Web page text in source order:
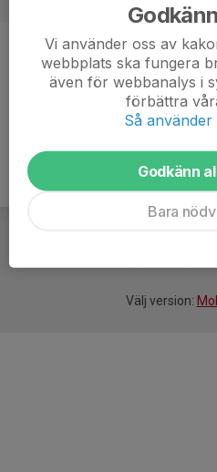
Position
-
17 år
Försmarta
Välj version:
Vi använder oss av
webbplats ska fungera
även för webbanalys i
förbättra
Så använder
Godkänn
Bara